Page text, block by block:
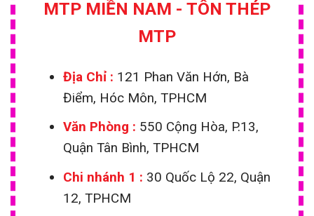
MTP MIỀN NAM - TÔN THÉP
MTP
Địa Chỉ : 121 Phan Văn Hớn, Bà
Điểm, Hóc Môn, TPHCM
Văn Phòng : 550 Cộng Hòa, P.13,
Quận Tân Bình, TPHCM
Chi nhánh 1 : 30 Quốc Lộ 22, Quận
12, TPHCM